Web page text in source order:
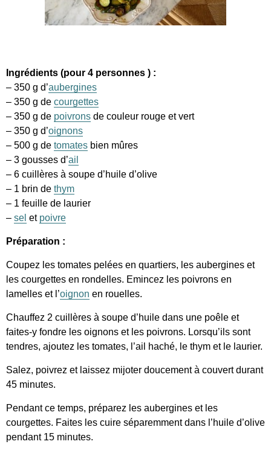
Ingrédients (pour 4 personnes ) :
– 350 g d’aubergines
– 350 g de courgettes
– 350 g de poivrons de couleur rouge et vert
– 350 g d’oignons
– 500 g de tomates bien mûres
– 3 gousses d’ail
– 6 cuillères à soupe d’huile d’olive
– 1 brin de thym
– 1 feuille de laurier
– sel et poivre
Préparation :
Coupez les tomates pelées en quartiers, les aubergines et
les courgettes en rondelles. Emincez les poivrons en
lamelles et l’oignon en rouelles.
Chauffez 2 cuillères à soupe d’huile dans une poêle et
faites-y fondre les oignons et les poivrons. Lorsqu’ils sont
tendres, ajoutez les tomates, l’ail haché, le thym et le laurier.
Salez, poivrez et laissez mijoter doucement à couvert durant
45 minutes.
Pendant ce temps, préparez les aubergines et les
courgettes. Faites les cuire séparemment dans l’huile d’olive
pendant 15 minutes.